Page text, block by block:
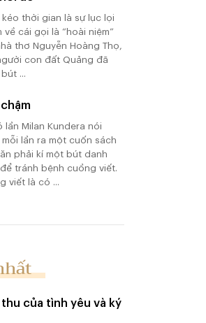
kéo thời gian là sự lục lọi
về cái gọi là “hoài niệm”
thơ Nguyễn Hoàng Thọ,
con đất Quảng đã
...
lần Milan Kundera nói
lần ra một cuốn sách
phải kí một bút danh
tránh bệnh cuồng viết.
viết là có ...
thu của tình yêu và ký